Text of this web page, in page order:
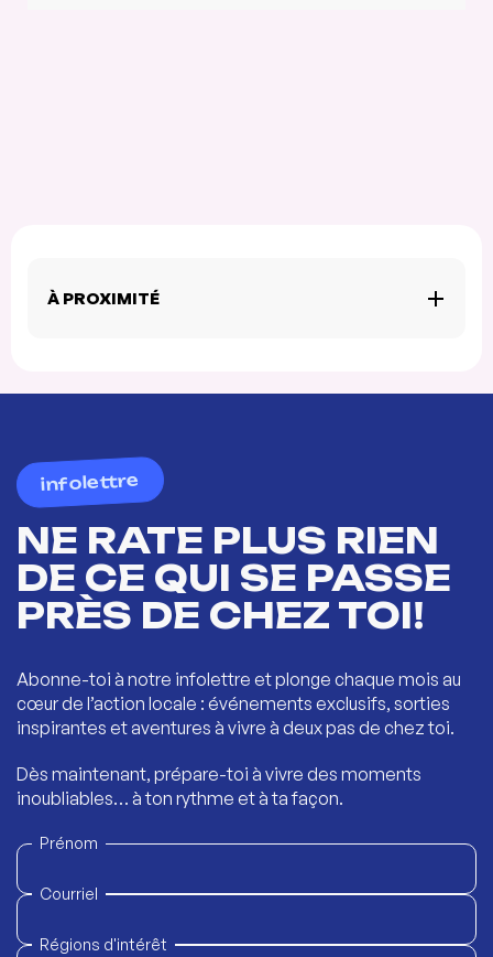
À PROXIMITÉ
infolettre
NE RATE PLUS RIEN
DE CE QUI SE PASSE
PRÈS DE CHEZ TOI!
Abonne-toi à notre infolettre et plonge chaque mois au
cœur de l’action locale : événements exclusifs, sorties
inspirantes et aventures à vivre à deux pas de chez toi.
Dès maintenant, prépare-toi à vivre des moments
inoubliables… à ton rythme et à ta façon.
Prénom
Courriel
Régions d'intérêt